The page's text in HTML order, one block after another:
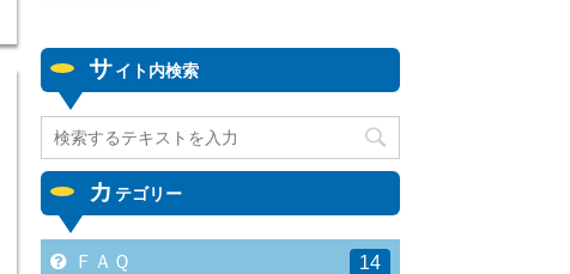
サイト内検索
カ テゴリー
ＦＡＱ 14